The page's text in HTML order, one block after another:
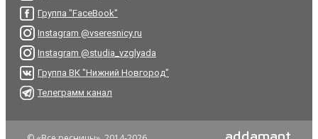
Группа "FaceBook"
Instagram @vseresnicy.ru
Instagram @studia_vzglyada
Группа ВК "Нижний Новгород"
Телеграмм канал